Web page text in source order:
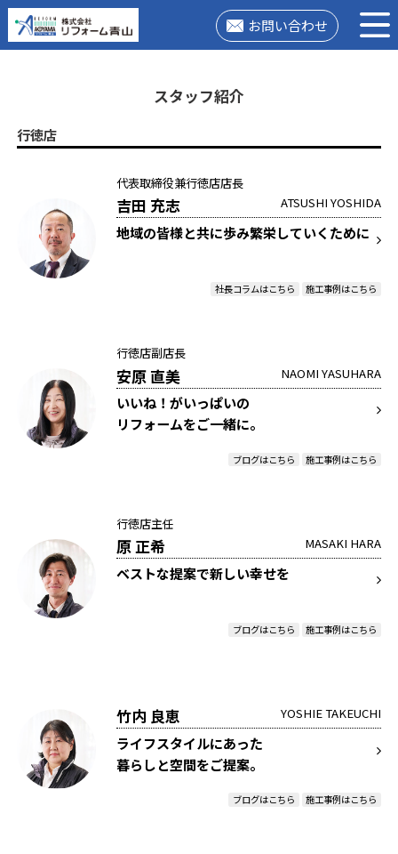
お問い合わせ
スタッフ紹介
行徳店
代表取締役兼行徳店店長
ATSUSHI YOSHIDA
吉田 充志
地域の皆様と共に歩み繁栄していくために
社長コラムはこちら 施工事例はこちら
行徳店副店長
NAOMI YASUHARA
安原 直美
いいね！がいっぱいの
リフォームをご一緒に。
ブログはこちら 施工事例はこちら
行徳店主任
MASAKI HARA
原 正希
ベストな提案で新しい幸せを
ブログはこちら 施工事例はこちら
YOSHIE TAKEUCHI
竹内 良恵
ライフスタイルにあった
暮らしと空間をご提案。
ブログはこちら 施工事例はこちら